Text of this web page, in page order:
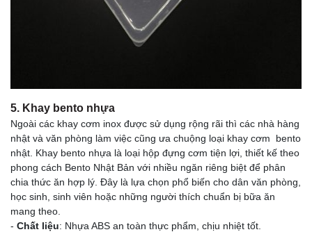
5. Khay bento nhựa
Ngoài các khay cơm inox được sử dụng rộng rãi thì các nhà hàng
nhật và văn phòng làm việc cũng ưa chuộng loại khay cơm bento
nhật. Khay bento nhựa là loại hộp đựng cơm tiện lợi, thiết kế theo
phong cách Bento Nhật Bản với nhiều ngăn riêng biệt để phân
chia thức ăn hợp lý. Đây là lựa chọn phổ biến cho dân văn phòng,
học sinh, sinh viên hoặc những người thích chuẩn bị bữa ăn
mang theo.
- Chất liệu: Nhựa ABS an toàn thực phẩm, chịu nhiệt tốt.